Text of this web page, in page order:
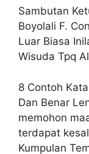
Sambutan
Boyolali F.
Luar Biasa
Wisuda Tpq
8 Contoh
Dan Benar
memohon
terdapat
Kumpulan